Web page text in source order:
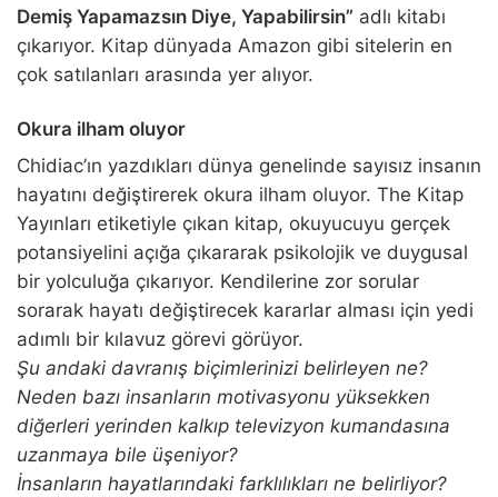
Demiş Yapamazsın Diye, Yapabilirsin” adlı kitabı
çıkarıyor. Kitap dünyada Amazon gibi sitelerin en
çok satılanları arasında yer alıyor.
Okura ilham oluyor
Chidiac’ın yazdıkları dünya genelinde sayısız insanın
hayatını değiştirerek okura ilham oluyor. The Kitap
Yayınları etiketiyle çıkan kitap, okuyucuyu gerçek
potansiyelini açığa çıkararak psikolojik ve duygusal
bir yolculuğa çıkarıyor. Kendilerine zor sorular
sorarak hayatı değiştirecek kararlar alması için yedi
adımlı bir kılavuz görevi görüyor.
Şu andaki davranış biçimlerinizi belirleyen ne?
Neden bazı insanların motivasyonu yüksekken
diğerleri yerinden kalkıp televizyon kumandasına
uzanmaya bile üşeniyor?
İnsanların hayatlarındaki farklılıkları ne belirliyor?